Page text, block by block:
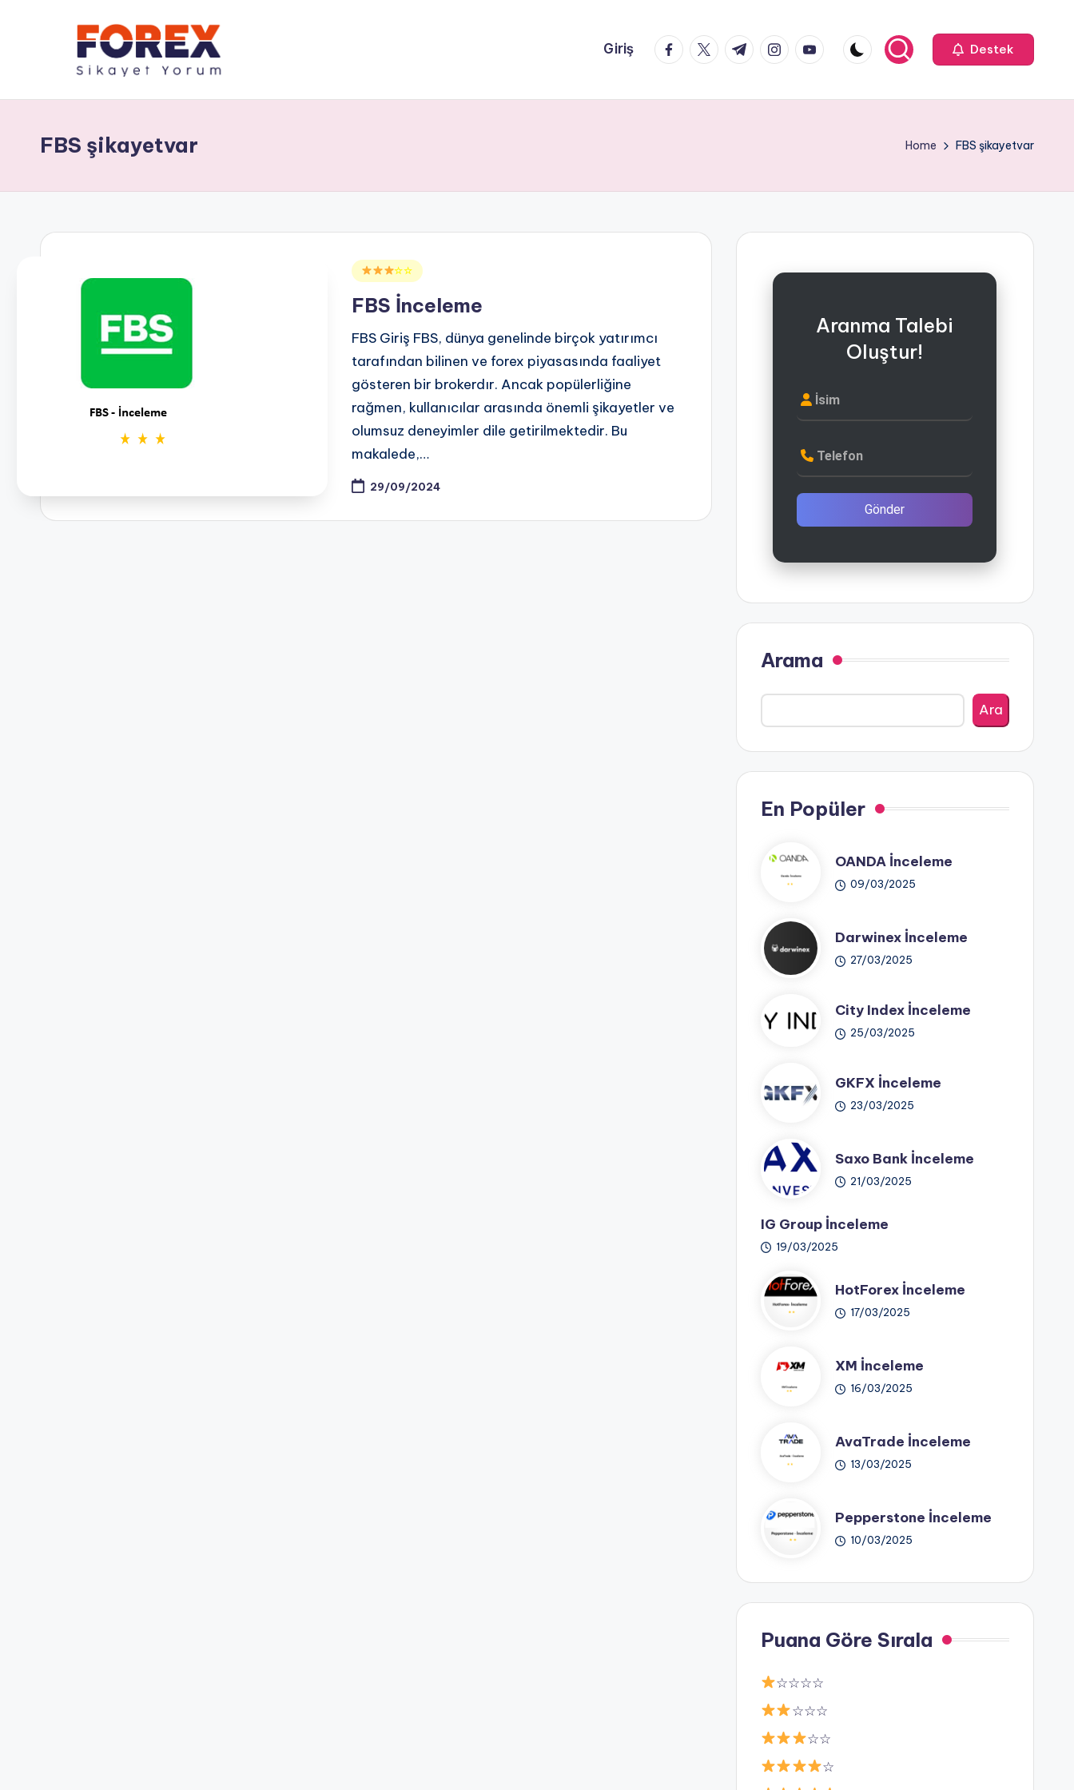
Giriş facebook.com
twitter.com
t.me instagram.com
youtube.com Destek
FBS şikayetvar Home FBS şikayetvar
Posted☆☆
FBS İnceleme
FBS Giriş FBS, dünya genelinde birçok yatırımcı
tarafından bilinen ve forex piyasasında faaliyet
gösteren bir brokerdır. Ancak popülerliğine
rağmen, kullanıcılar arasında önemli şikayetler ve
olumsuz deneyimler dile getirilmektedir. Bu
makalede,…
29/09/2024
Aranma Talebi
Oluştur!
İsim
Telefon
Gönder
Arama
Ara
En Popüler
OANDA İnceleme
09/03/2025
Darwinex İnceleme
27/03/2025
City Index İnceleme
25/03/2025
GKFX İnceleme
23/03/2025
Saxo Bank İnceleme
21/03/2025
IG Group İnceleme
19/03/2025
HotForex İnceleme
17/03/2025
XM İnceleme
16/03/2025
AvaTrade İnceleme
13/03/2025
Pepperstone İnceleme
10/03/2025
Puana Göre Sırala
☆☆☆☆
☆☆☆
☆☆
☆